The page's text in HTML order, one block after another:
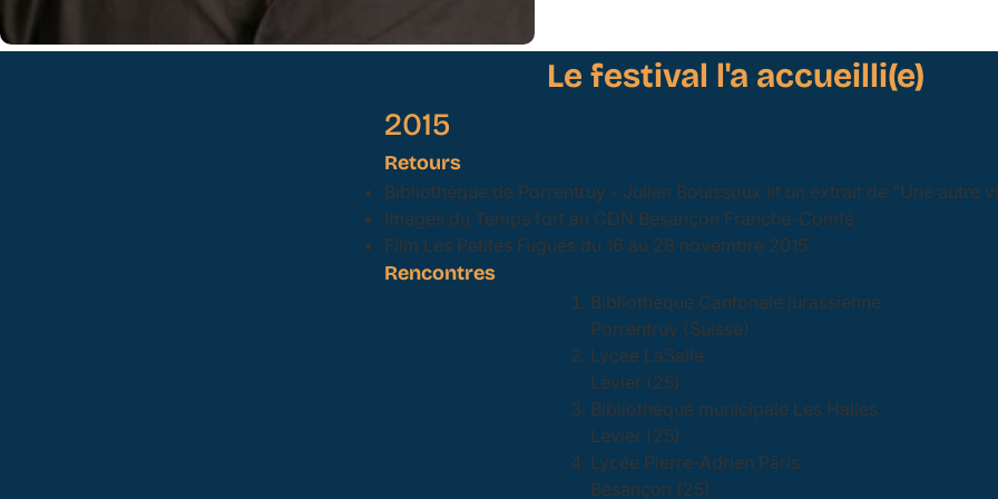
Le festival l'a accueilli(e)
2015
Retours
Bibliothèque de Porrentruy - Julien Bouissoux lit un extrait de "Une autre
Images du Temps fort au CDN Besançon Franche-Comté
Film Les Petites Fugues du 16 au 28 novembre 2015
Rencontres
Bibliothèque Cantonale jurassienne
Porrentruy (Suisse)
Lycée LaSalle
Levier (25)
Bibliothèque municipale Les Halles
Levier (25)
Lycée Pierre-Adrien Pâris
Besançon (25)